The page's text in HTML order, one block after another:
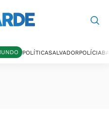
POLÍTICASALVADORPOLÍCIA